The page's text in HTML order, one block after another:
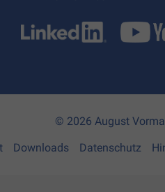
© 2026 August
Downloads Datenschutz